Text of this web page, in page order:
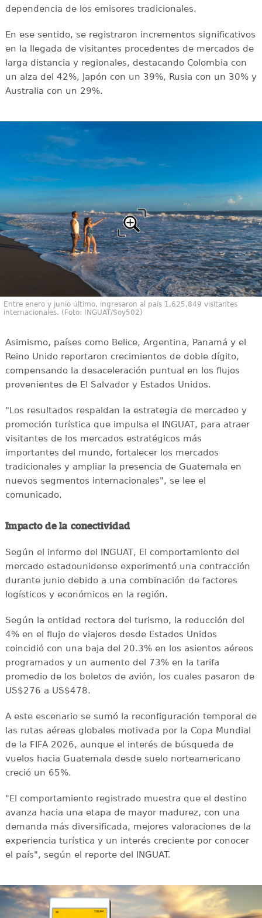
dependencia de los emisores tradicionales.
En ese sentido, se registraron incrementos significativos
en la llegada de visitantes procedentes de mercados de
larga distancia y regionales, destacando Colombia con
un alza del 42%, Japón con un 39%, Rusia con un 30% y
Australia con un 29%.
Entre enero y junio último, ingresaron al país 1,625,849 visitantes
internacionales. (Foto: INGUAT/Soy502)
Asimismo, países como Belice, Argentina, Panamá y el
Reino Unido reportaron crecimientos de doble dígito,
compensando la desaceleración puntual en los flujos
provenientes de El Salvador y Estados Unidos.
"Los resultados respaldan la estrategia de mercadeo y
promoción turística que impulsa el INGUAT, para atraer
visitantes de los mercados estratégicos más
importantes del mundo, fortalecer los mercados
tradicionales y ampliar la presencia de Guatemala en
nuevos segmentos internacionales", se lee el
comunicado.
Impacto de la conectividad
Según el informe del INGUAT, El comportamiento del
mercado estadounidense experimentó una contracción
durante junio debido a una combinación de factores
logísticos y económicos en la región.
Según la entidad rectora del turismo, la reducción del
4% en el flujo de viajeros desde Estados Unidos
coincidió con una baja del 20.3% en los asientos aéreos
programados y un aumento del 73% en la tarifa
promedio de los boletos de avión, los cuales pasaron de
US$276 a US$478.
A este escenario se sumó la reconfiguración temporal de
las rutas aéreas globales motivada por la Copa Mundial
de la FIFA 2026, aunque el interés de búsqueda de
vuelos hacia Guatemala desde suelo norteamericano
creció un 65%.
"El comportamiento registrado muestra que el destino
avanza hacia una etapa de mayor madurez, con una
demanda más diversificada, mejores valoraciones de la
experiencia turística y un interés creciente por conocer
el país", según el reporte del INGUAT.